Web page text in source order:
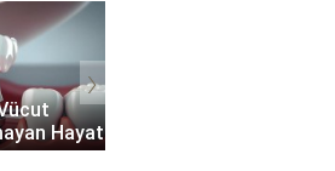
Hayat
›